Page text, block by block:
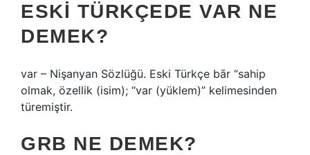
ESKI TÜRKÇEDE VAR NE
DEMEK?
var – Nişanyan Sözlüğü. Eski Türkçe bār “sahip
olmak, özellik (isim); “var (yüklem)” kelimesinden
türemiştir.
GRB NE DEMEK?